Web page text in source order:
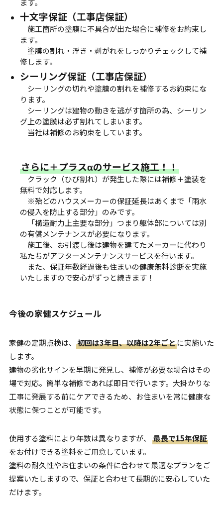
十文字保証（工事店保証）
施工箇所の塗膜に不具合が出た場合に補修をお約束し
ます。
塗膜の割れ・浮き・剥がれをしっかりチェックして補
修します。
シーリング保証（工事店保証）
シーリングの切れや塗膜の割れを補修するお約束にな
ります。
シーリングは建物の動きを逃がす箇所の為、シーリン
グ上の塗膜は必ず割れてしまいます。
当社は補修のお約束をしています。
さらに＋プラスαのサービス施工！！
クラック（ひび割れ）が発生した際には補修＋塗装を
無料で対応します。
※殆どのハウスメーカーの保証延長はあくまで「雨水
の侵入を防止する部分」のみです。
「構造耐力上主要な部分」つまり躯体部については別
の有償メンテナンスが必要になります。
施工後、お引渡し後は建物を建てたメーカーに代わり
私たちがアフターメンテナンスサービスを行います。
また、保証年数経過後も住まいの健康無料診断を実施
いたしますので安心がずっと続きます！
今後の家健スケジュール
家健の定期点検は、 初回は3年目、以降は2年ごとに実施いた
します。
建物の劣化サインを早期に発見し、補修が必要な場合はその
場で対応。簡単な補修であれば即日で行います。大掛かりな
工事に発展する前にケアできるため、お住まいを常に健康な
状態に保つことが可能です。
使用する塗料により年数は異なりますが、 最長で15年保証
をお付けできる塗料をご用意しています。
塗料の耐久性やお住まいの条件に合わせて最適なプランをご
提案いたしますので、保証と合わせて長期的に安心していた
だけます。